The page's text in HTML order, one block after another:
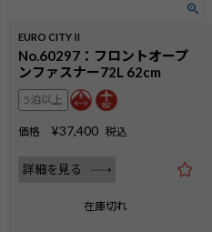
EURO CITYⅡ
No.60297：フロントオープ
ンファスナー72L 62cm
5泊以上
価格 ¥37,400 税込
詳細を見る
在庫切れ